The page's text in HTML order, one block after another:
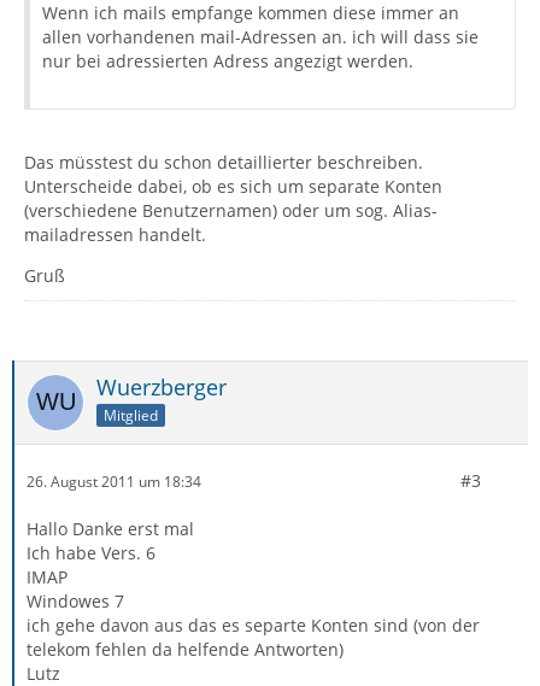
Wenn ich mails empfange kommen diese immer an
allen vorhandenen mail-Adressen an. ich will dass sie
nur bei adressierten Adress angezigt werden.
Das müsstest du schon detaillierter beschreiben.
Unterscheide dabei, ob es sich um separate Konten
(verschiedene Benutzernamen) oder um sog. Alias-
mailadressen handelt.
Gruß
Wuerzberger
Mitglied
26. August 2011 um 18:34 #3
Hallo Danke erst mal
Ich habe Vers. 6
IMAP
Windowes 7
ich gehe davon aus das es separte Konten sind (von der
telekom fehlen da helfende Antworten)
Lutz